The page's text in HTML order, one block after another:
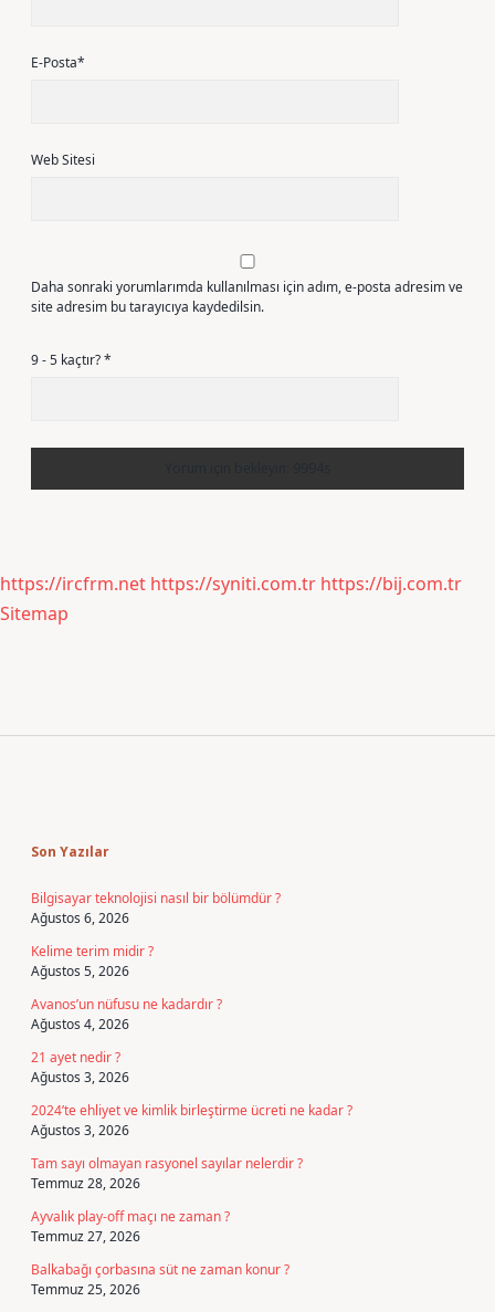
E-Posta*
Web Sitesi
Daha sonraki yorumlarımda kullanılması için adım, e-posta adresim ve
site adresim bu tarayıcıya kaydedilsin.
9 - 5 kaçtır?*
https://ircfrm.net https://syniti.com.tr https://bij.com.tr
Sitemap
Son Yazılar
Bilgisayar teknolojisi nasıl bir bölümdür ?
Ağustos 6, 2026
Kelime terim midir ?
Ağustos 5, 2026
Avanos’un nüfusu ne kadardır ?
Ağustos 4, 2026
21 ayet nedir ?
Ağustos 3, 2026
2024’te ehliyet ve kimlik birleştirme ücreti ne kadar ?
Ağustos 3, 2026
Tam sayı olmayan rasyonel sayılar nelerdir ?
Temmuz 28, 2026
Ayvalık play-off maçı ne zaman ?
Temmuz 27, 2026
Balkabağı çorbasına süt ne zaman konur ?
Temmuz 25, 2026